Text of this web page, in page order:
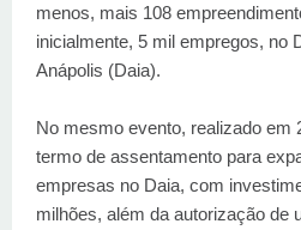
menos, mais 108
inicialmente, 5 mil empregos, no
Anápolis (Daia).
No mesmo evento, realizado em
termo de assentamento para
empresas no Daia, com
milhões, além da autorização de